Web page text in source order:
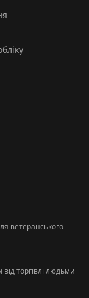
ветеранського
торгівлі людьми